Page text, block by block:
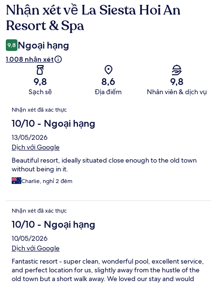
Nhận
xét
Nhận xét về La Siesta Hoi An
Resort & Spa
9,8 Ngoại hạng
1.008 nhận xét
9,8
Sạch sẽ
8,6
Địa điểm
9,8
Nhân viên & dịch vụ
Nhận
xét
Nhận xét đã xác thực
10/10 - Ngoại hạng
13/05/2026
Dịch với Google
Beautiful resort, ideally situated close enough to the old town
without being in it.
Charlie, nghỉ 2 đêm
Nhận xét đã xác thực
10/10 - Ngoại hạng
10/05/2026
Dịch với Google
Fantastic resort - super clean, wonderful pool, excellent service,
and perfect location for us, slightly away from the hustle of the
old town but a short walk away. We loved our stay and would